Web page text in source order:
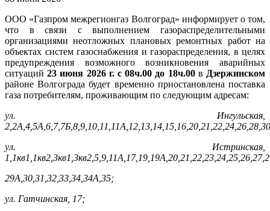
ООО «Газпром межрегионгаз Волгоград» информирует о том,
что в связи с выполнением газораспределительными
организациями неотложных плановых ремонтных работ на
объектах систем газоснабжения и газораспределения, в целях
предупреждения возможного возникновения аварийных
ситуаций23 июня 2026 г. с 08ч.00 до 18ч.00в Дзержинском
районе Волгограда будет временно приостановлена поставка
газа потребителям, проживающим по следующим адресам:
ул. Ингульская,
ул. Истринская,
29А,30,31,32,33,34,34А,35;
ул. Гатчинская, 17;